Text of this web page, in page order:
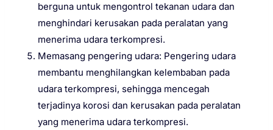
berguna untuk mengontrol tekanan udara dan
menghindari kerusakan pada peralatan yang
menerima udara terkompresi.
Memasang pengering udara: Pengering udara
membantu menghilangkan kelembaban pada
udara terkompresi, sehingga mencegah
terjadinya korosi dan kerusakan pada peralatan
yang menerima udara terkompresi.